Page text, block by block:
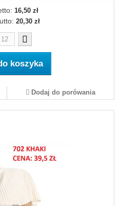
16,50 zł
20,30 zł
koszyka
Dodaj do porówania